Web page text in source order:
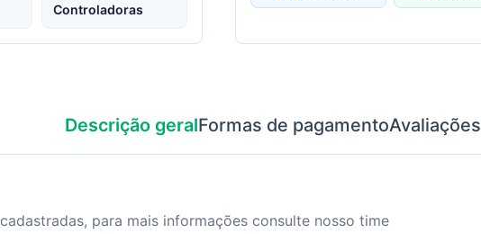
Controladoras
Descrição geralFormas de pagamentoAvaliações
para mais informações consulte nosso time